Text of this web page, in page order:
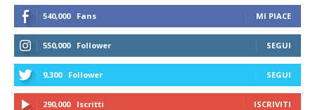
540,000 Fans MI PIACE
550,000 Follower SEGUI
9,300 Follower SEGUI
290,000 Iscritti ISCRIVITI